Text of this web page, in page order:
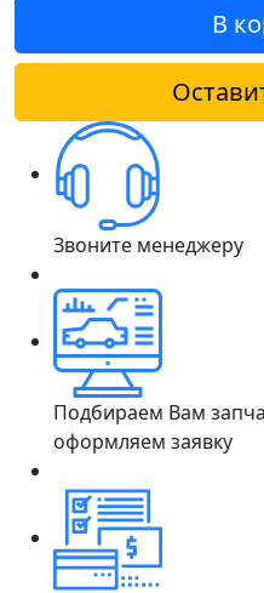
В
Звоните менеджеру
Подбираем Вам
оформляем заявку